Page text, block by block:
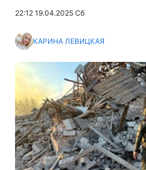
22:12 19.04.2025 Сб
КАРИНА ЛЕВИЦКАЯ